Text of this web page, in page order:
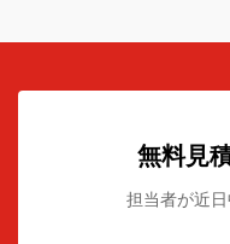
無料見
担当者が近日